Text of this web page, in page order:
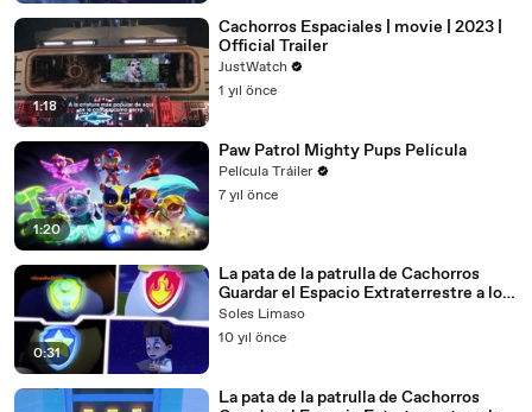
1:18
Cachorros Espaciales | movie | 2023 |
Official Trailer
JustWatch
1 yıl önce
1:20
Paw Patrol Mighty Pups Película
Película Tráiler
7 yıl önce
0:31
La pata de la patrulla de Cachorros
Guardar el Espacio Extraterrestre a los
Cachorros Guardar un Flying Frog 004
- 2016
Soles Limaso
10 yıl önce
La pata de la patrulla de Cachorros